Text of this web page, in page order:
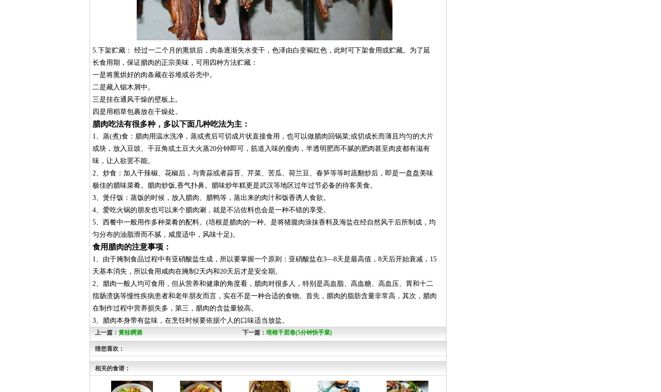
5.下架贮藏： 经过一二个月的熏烘后，肉条逐渐失水变干，色泽由白变褐红色，此时可下架食用或贮藏。为了延
长食用期，保证腊肉的正宗美味，可用四种方法贮藏：
一是将熏烘好的肉条藏在谷堆或谷壳中。
二是藏入锯木屑中。
三是挂在通风干燥的壁板上。
四是用稻草包裹放在干燥处。
腊肉吃法有很多种，多以下面几种吃法为主：
1、蒸(煮)食：腊肉用温水洗净，蒸或煮后可切成片状直接食用，也可以做腊肉回锅菜;或切成长而薄且均匀的大片
或块，放入豆豉、干豆角或土豆大火蒸20分钟即可，筋道入味的瘦肉，半透明肥而不腻的肥肉甚至肉皮都有滋有
味，让人欲罢不能。
2、炒食：加入干辣椒、花椒后，与青蒜或者蒜苔、芹菜、苦瓜、荷兰豆、春笋等等时蔬翻炒后，即是一盘盘美味
极佳的腊味菜肴。腊肉炒饭,香气扑鼻。腊味炒年糕更是武汉等地区过年过节必备的待客美食。
3、煲仔饭：蒸饭的时候，放入腊肉、腊鸭等，蒸出来的肉汁和饭香诱人食欲。
4、爱吃火锅的朋友也可以来个腊肉涮，就是不沾佐料也会是一种不错的享受。
5、西餐中一般用作多种菜肴的配料。(培根是腊肉的一种。是将猪腹肉涂抹香料及海盐在经自然风干后所制成，均
匀分布的油脂滑而不腻，咸度适中，风味十足)。
食用腊肉的注意事项：
1、由于腌制食品过程中有亚硝酸盐生成，所以要掌握一个原则：亚硝酸盐在3—8天是最高值，8天后开始衰减，15
天基本消失，所以食用咸肉在腌制2天内和20天后才是安全期。
2、腊肉一般人均可食用，但从营养和健康的角度看，腊肉对很多人，特别是高血脂、高血糖、高血压、胃和十二
指肠溃疡等慢性疾病患者和老年朋友而言，实在不是一种合适的食物。首先，腊肉的脂肪含量非常高，其次，腊肉
在制作过程中营养损失多，第三，腊肉的含盐量较高。
3、腊肉本身带有盐味，在烹饪时候要依据个人的口味适当放盐。
上一篇： 黄桂稠酒 下一篇： 培根千层卷(5分钟快手菜)
猜您喜欢：
相关的食谱：